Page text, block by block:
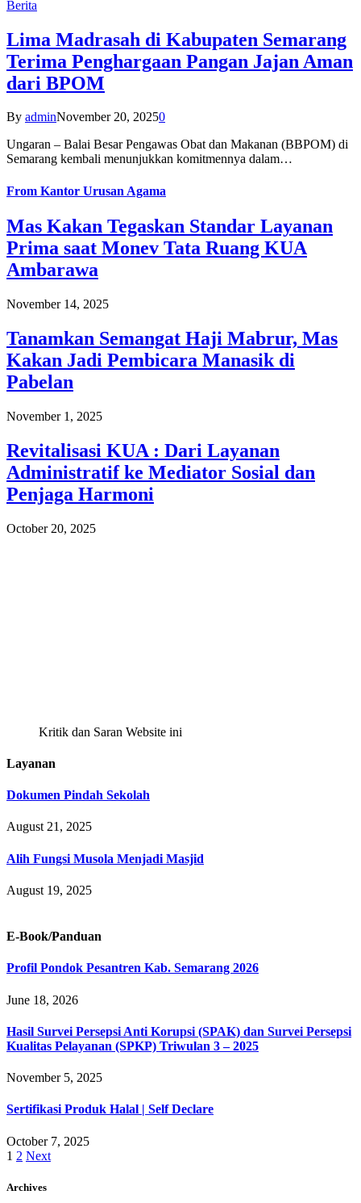
Berita
Lima Madrasah di Kabupaten Semarang
Terima Penghargaan Pangan Jajan Aman
dari BPOM
By adminNovember 20, 20250
Ungaran – Balai Besar Pengawas Obat dan Makanan (BBPOM) di
Semarang kembali menunjukkan komitmennya dalam…
From Kantor Urusan Agama
Mas Kakan Tegaskan Standar Layanan
Prima saat Monev Tata Ruang KUA
Ambarawa
November 14, 2025
Tanamkan Semangat Haji Mabrur, Mas
Kakan Jadi Pembicara Manasik di
Pabelan
November 1, 2025
Revitalisasi KUA : Dari Layanan
Administratif ke Mediator Sosial dan
Penjaga Harmoni
October 20, 2025
Kritik dan Saran Website ini
Layanan
Dokumen Pindah Sekolah
August 21, 2025
Alih Fungsi Musola Menjadi Masjid
August 19, 2025
E-Book/Panduan
Profil Pondok Pesantren Kab. Semarang 2026
June 18, 2026
Hasil Survei Persepsi Anti Korupsi (SPAK) dan Survei Persepsi
Kualitas Pelayanan (SPKP) Triwulan 3 – 2025
November 5, 2025
Sertifikasi Produk Halal | Self Declare
October 7, 2025
1 2 Next
Archives